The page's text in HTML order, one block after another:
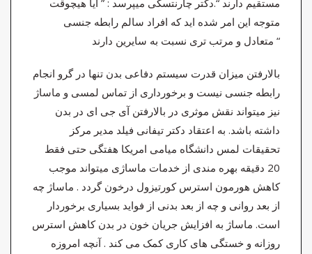
مستقیم دارند “.دکتر چارنتسکی میپرسد : ” آیا هیچوقت
متوجه این امر شده اید که افراد سالم رابطه جنسی
متعادل و مرتب تری نسبت به سایرین دارند “
بالارفتن میزان قدرت سیستم دفاعی بدن تنها در گرو انجام
رابطه جنسی نیست و برخورداری از تماس لمسی و ماساژ
نیز میتواند نقش موثری در بالارفتن آی جی ای در بدن
داشته باشد. به اعتقاد دکتر تیفانی فیلد مدیر مرکز
تحقیقات لمس دانشگاه میامی امریکا هفتگی حتی فقط
20 دقیقه بهره مندی از خدمات ماساژی میتواند موجب
کاهش هورمون استرس کورتیزول درخون گردد . ماساژ چه
از بعد روانی و چه از بعد بدنی از فواید بسیاری برخوردار
است. ماساژ به افزایش جریان خون در بدن کاهش استرس
روزانه و خستگی های کاری کمک می کند . آنچه امروزه